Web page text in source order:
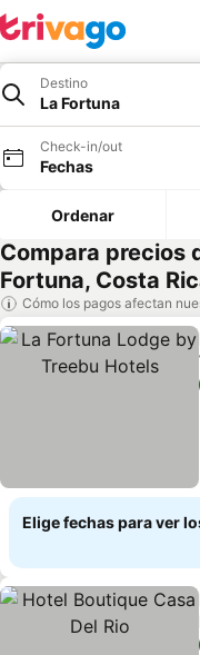
Destino
La Fortuna
Check-in/out
Fechas
Ordenar
Compara precios
Fortuna, Costa
Cómo los pagos afectan
Elige fechas para ver